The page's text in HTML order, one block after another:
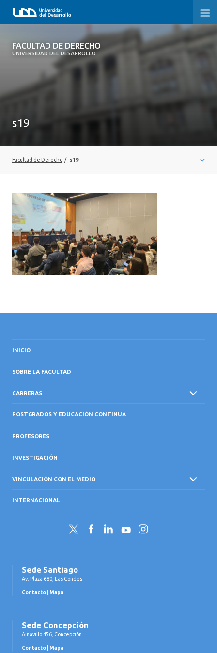
FACULTAD DE DERECHO
UNIVERSIDAD DEL DESARROLLO
FACULTAD DE DERECHO
SOBRE LA FACULTAD
VINCULACIÓN CON EL MEDIO
INTERNACIONAL
s19
Facultad de Derecho / s19
INICIO
SOBRE LA FACULTAD
CARRERAS
POSTGRADOS Y EDUCACIÓN CONTINUA
PROFESORES
INVESTIGACIÓN
VINCULACIÓN CON EL MEDIO
INTERNACIONAL
Twitter FacebookLinkedInYouTubeInstagram
Sede Santiago
Av. Plaza 680, Las Condes
Contacto Mapa
Sede Concepción
Ainavillo 456, Concepción
Contacto Mapa